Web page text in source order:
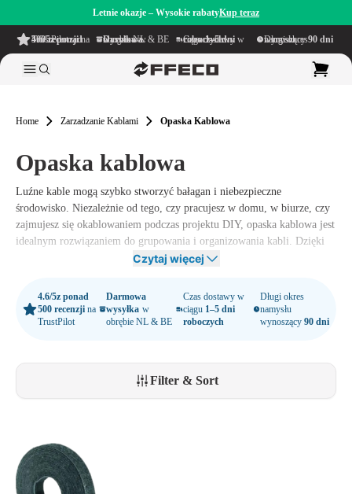
Letnie okazje – Wysokie rabatyKup teraz
4.6/5
z ponad 500 recenzji
na TrustPilot Darmowa wysyłka
w obrębie NL & BE Czas dostawy w ciągu
1–5 dni roboczych Długi okres namysłu wynoszący90 dni
Home Zarzadzanie Kablami Opaska Kablowa
Opaska kablowa
Luźne kable mogą szybko stworzyć bałagan i niebezpieczne
środowisko. Niezależnie od tego, czy pracujesz w domu, w biurze, czy
zajmujesz się okablowaniem podczas projektu DIY, opaska kablowa jest
idealnym rozwiązaniem do grupowania i organizowania kabli. Dzięki
opasce kablowej możesz utrzymać uporządkowane miejsce pracy i
W Offeco oferujemy szeroką gamę opasek kablowych, które pasują do
różnych zastosowań. Niezależnie od tego, czy szukasz prostych,
kablami, które spełni Twoje potrzeby.
Czytaj więcej
4.6/5z ponad
500 recenzji na
TrustPilot
Darmowa
wysyłka w
obrębie NL & BE
Czas dostawy w
ciągu 1–5 dni
roboczych
Długi okres
namysłu
wynoszący90 dni
Filter & Sort